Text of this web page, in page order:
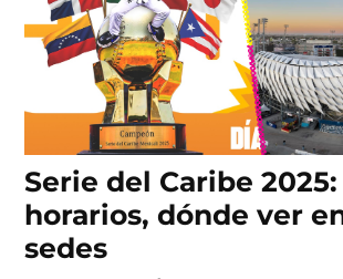
Serie del Caribe
horarios, dónde ver
sedes